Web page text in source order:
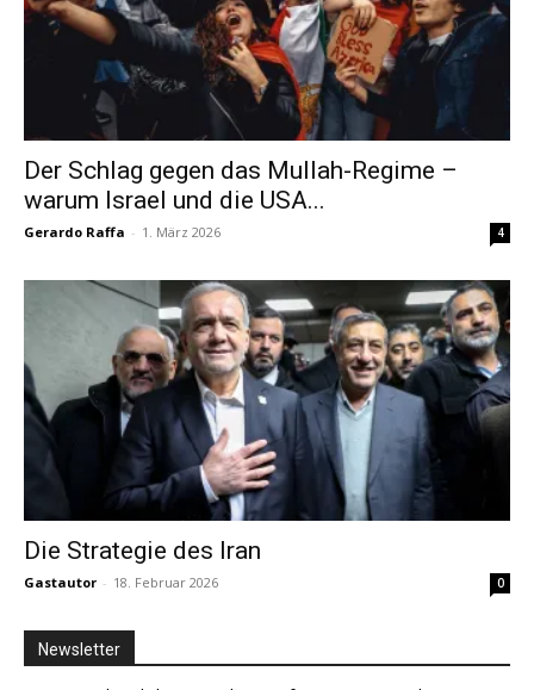
Der Schlag gegen das Mullah-Regime –
warum Israel und die USA...
Gerardo Raffa - 1. März 2026 4
Die Strategie des Iran
Gastautor - 18. Februar 2026 0
Newsletter